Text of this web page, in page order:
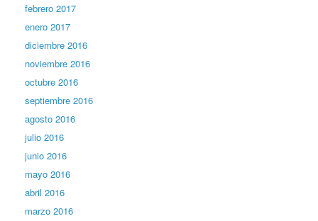
febrero 2017
enero 2017
diciembre 2016
noviembre 2016
octubre 2016
septiembre 2016
agosto 2016
julio 2016
junio 2016
mayo 2016
abril 2016
marzo 2016